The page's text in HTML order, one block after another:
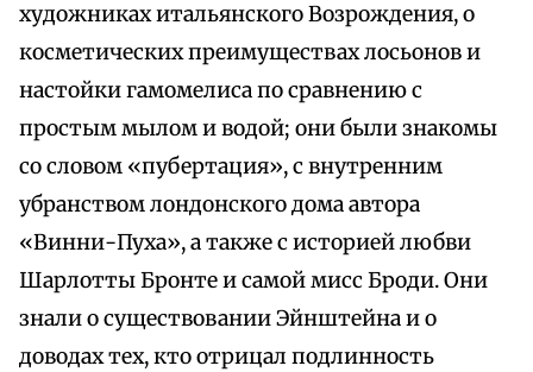
художниках итальянского Возрождения, о
косметических преимуществах лосьонов и
настойки гамомелиса по сравнению с
простым мылом и водой; они были знакомы
со словом «пубертация», с внутренним
убранством лондонского дома автора
«Винни-Пуха», а также с историей любви
Шарлотты Бронте и самой мисс Броди. Они
знали о существовании Эйнштейна и о
доводах тех, кто отрицал подлинность